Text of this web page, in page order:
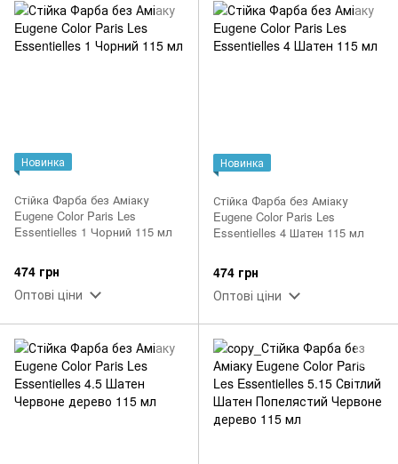
Новинка
Стійка Фарба без Аміаку
Eugene Color Paris Les
Essentielles 1 Чорний 115 мл
474 грн
Оптові ціни
Новинка
Стійка Фарба без Аміаку
Eugene Color Paris Les
Essentielles 4 Шатен 115 мл
474 грн
Оптові ціни